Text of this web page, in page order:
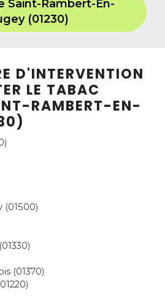
Saint-Rambert-En-
(01230)
D'INTERVENTION
LE TABAC
RAMBERT-EN-
(01370)